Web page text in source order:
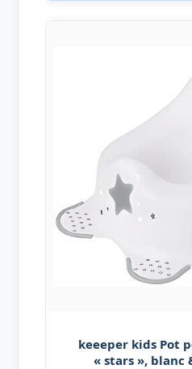
keeeper kids Pot
« stars », blanc